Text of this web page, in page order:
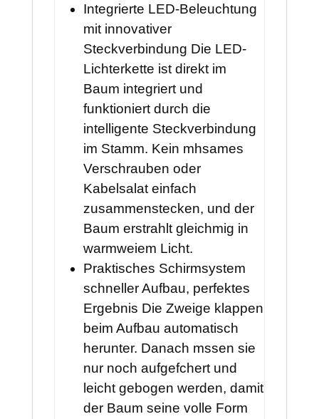
Integrierte LED-Beleuchtung
mit innovativer
Steckverbindung Die LED-
Lichterkette ist direkt im
Baum integriert und
funktioniert durch die
intelligente Steckverbindung
im Stamm. Kein mhsames
Verschrauben oder
Kabelsalat einfach
zusammenstecken, und der
Baum erstrahlt gleichmig in
warmweiem Licht.
Praktisches Schirmsystem
schneller Aufbau, perfektes
Ergebnis Die Zweige klappen
beim Aufbau automatisch
herunter. Danach mssen sie
nur noch aufgefchert und
leicht gebogen werden, damit
der Baum seine volle Form